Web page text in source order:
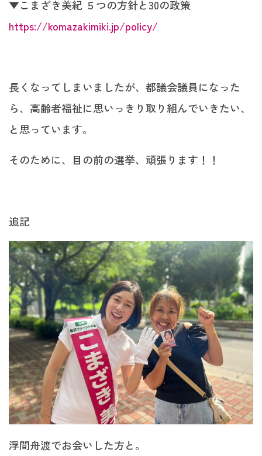
▼こまざき美紀 ５つの方針と30の政策
https://komazakimiki.jp/policy/
長くなってしまいましたが、都議会議員になった
ら、高齢者福祉に思いっきり取り組んでいきたい、
と思っています。
そのために、目の前の選挙、頑張ります！！
追記
浮間舟渡でお会いした方と。